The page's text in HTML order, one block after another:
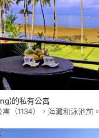
的私有公寓
（1134），海灘和泳池前。